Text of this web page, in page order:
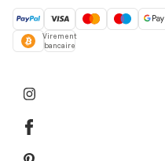
Virement
bancaire